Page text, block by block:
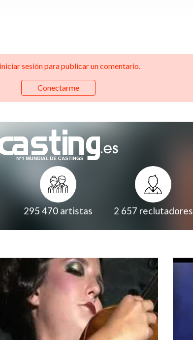
sesión para publicar un comentario.
Conectarme
295 470 artistas 2 657 reclutadores